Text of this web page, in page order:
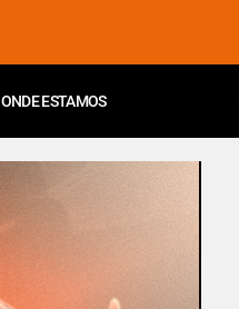
ONDE ESTAMOS